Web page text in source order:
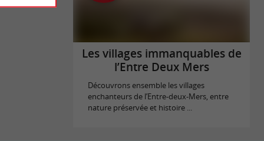
Les villages immanquables de
l’Entre Deux Mers
Découvrons ensemble les villages
enchanteurs de l’Entre-deux-Mers, entre
nature préservée et histoire ...